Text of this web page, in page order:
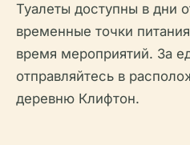
Туалеты доступны в дни
временные точки
время мероприятий. За
отправляйтесь в
деревню Клифтон.